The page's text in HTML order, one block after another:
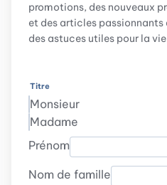
promotions, des nouveaux
et des articles
des astuces utiles pour la
Titre
Monsieur
Madame
Prénom
Nom de famille